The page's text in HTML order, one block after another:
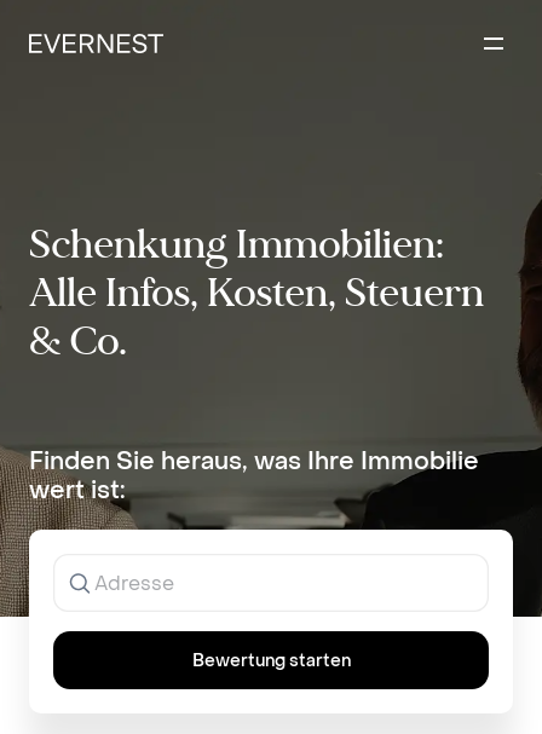
springen
Schenkung Immobilien:
Alle Infos, Kosten, Steuern
& Co.
Finden Sie heraus, was Ihre Immobilie
wert ist:
werden
der
Eingabe
angezeigt.
Bewertung starten